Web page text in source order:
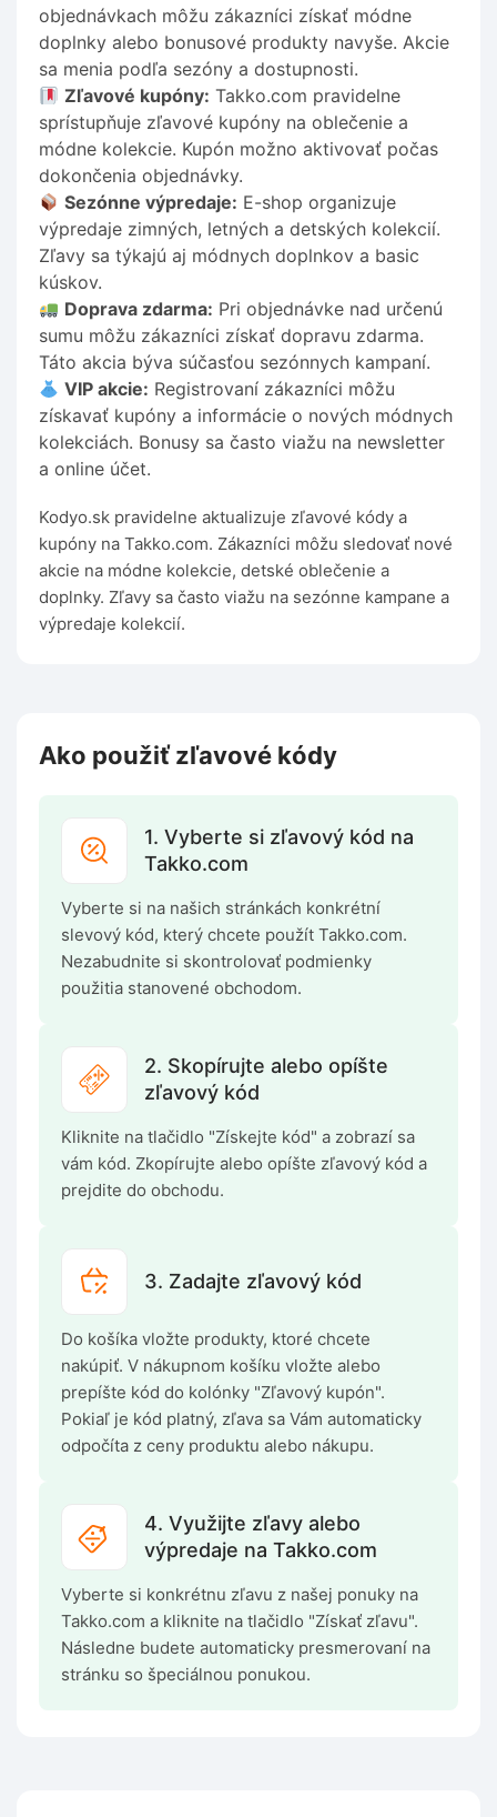
objednávkach môžu zákazníci získať módne
doplnky alebo bonusové produkty navyše. Akcie
sa menia podľa sezóny a dostupnosti.
Zľavové kupóny: Takko.com pravidelne
sprístupňuje zľavové kupóny na oblečenie a
módne kolekcie. Kupón možno aktivovať počas
dokončenia objednávky.
Sezónne výpredaje: E-shop organizuje
výpredaje zimných, letných a detských kolekcií.
Zľavy sa týkajú aj módnych doplnkov a basic
kúskov.
Doprava zdarma: Pri objednávke nad určenú
sumu môžu zákazníci získať dopravu zdarma.
Táto akcia býva súčasťou sezónnych kampaní.
VIP akcie: Registrovaní zákazníci môžu
získavať kupóny a informácie o nových módnych
kolekciách. Bonusy sa často viažu na newsletter
a online účet.
Kodyo.sk pravidelne aktualizuje zľavové kódy a
kupóny na Takko.com. Zákazníci môžu sledovať nové
akcie na módne kolekcie, detské oblečenie a
doplnky. Zľavy sa často viažu na sezónne kampane a
výpredaje kolekcií.
Ako použiť zľavové kódy
1. Vyberte si zľavový kód na
Takko.com
Vyberte si na našich stránkách konkrétní
slevový kód, který chcete použít Takko.com.
Nezabudnite si skontrolovať podmienky
použitia stanovené obchodom.
2. Skopírujte alebo opíšte
zľavový kód
Kliknite na tlačidlo "Získejte kód" a zobrazí sa
vám kód. Zkopírujte alebo opíšte zľavový kód a
prejdite do obchodu.
3. Zadajte zľavový kód
Do košíka vložte produkty, ktoré chcete
nakúpiť. V nákupnom košíku vložte alebo
prepíšte kód do kolónky "Zľavový kupón".
Pokiaľ je kód platný, zľava sa Vám automaticky
odpočíta z ceny produktu alebo nákupu.
4. Využijte zľavy alebo
výpredaje na Takko.com
Vyberte si konkrétnu zľavu z našej ponuky na
Takko.com a kliknite na tlačidlo "Získať zľavu".
Následne budete automaticky presmerovaní na
stránku so špeciálnou ponukou.